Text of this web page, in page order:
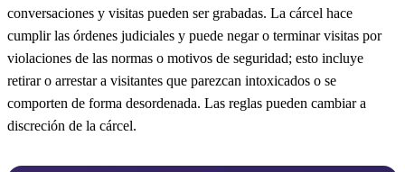
conversaciones y visitas pueden ser grabadas. La cárcel hace
cumplir las órdenes judiciales y puede negar o terminar visitas por
violaciones de las normas o motivos de seguridad; esto incluye
retirar o arrestar a visitantes que parezcan intoxicados o se
comporten de forma desordenada. Las reglas pueden cambiar a
discreción de la cárcel.